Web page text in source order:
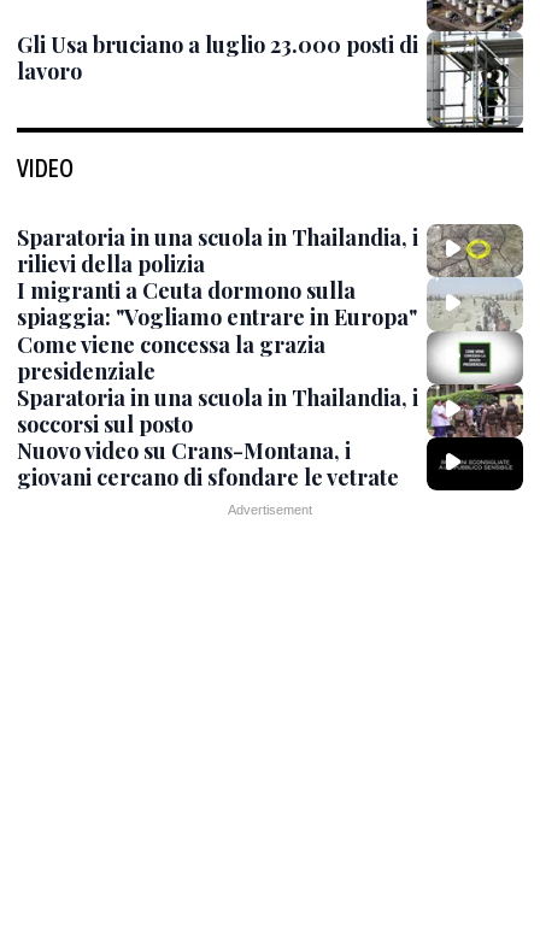
Gli Usa bruciano a luglio 23.000 posti di
lavoro
VIDEO
Sparatoria in una scuola in Thailandia, i
rilievi della polizia
I migranti a Ceuta dormono sulla
spiaggia: "Vogliamo entrare in Europa"
Come viene concessa la grazia
presidenziale
Sparatoria in una scuola in Thailandia, i
soccorsi sul posto
Nuovo video su Crans-Montana, i
giovani cercano di sfondare le vetrate